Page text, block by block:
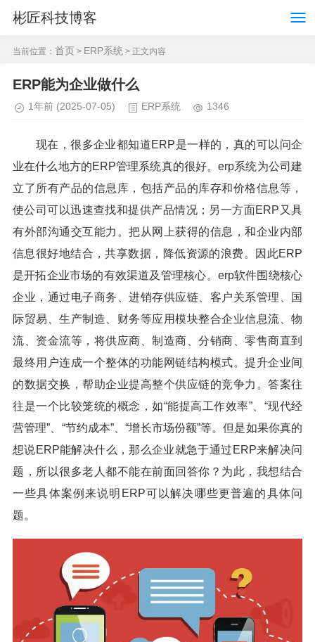
彬匠科技博客
当前位置： 首页 > ERP系统 > 正文内容
ERP能为企业做什么
1年前 (2025-07-05) ERP系统 1346
现在，很多企业都知道ERP是一样的，真的可以问企
业在什么地方的ERP管理系统真的很好。erp系统为公司建
立了所有产品的信息库，包括产品的库存和价格信息等，
使公司可以迅速查找和提供产品情况；另一方面ERP又具
有外部沟通交互能力。把从网上获得的信息，和企业内部
信息很好地结合，共享数据，降低资源的浪费。因此ERP
是开拓企业市场的有效渠道及管理核心。erp软件围绕核心
企业，通过电子商务、进销存供应链、客户关系管理、国
际贸易、生产制造、财务等应用模块整合企业信息流、物
流、资金流等，将供应商、制造商、分销商、零售商直到
最终用户连成一个整体的功能网链结构模式。提升企业间
的数据交换，帮助企业提高整个供应链的竞争力。答案往
往是一个比较笼统的概念，如“能提高工作效率”、“现代经
营管理”、“节约成本”、“增长市场份额”等。但是如果你真的
想说ERP能解决什么，那么企业就急于通过ERP来解决问
题，所以很多老人都不能在前面回答你？为此，我想结合
一些具体案例来说明ERP可以解决哪些更普遍的具体问
题。